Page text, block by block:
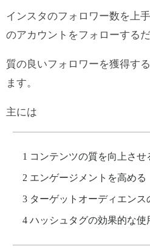
インスタのフォロワー数を上
のアカウントをフォローする
質の良いフォロワーを獲得す
ます。
主には
コンテンツの質を向上させ
エンゲージメントを高める
ターゲットオーディエンス
ハッシュタグの効果的な使